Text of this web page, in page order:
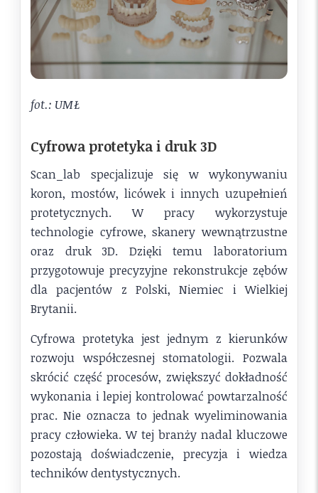
fot.: UMŁ
Cyfrowa protetyka i druk 3D
Scan_lab specjalizuje się w wykonywaniu
koron, mostów, licówek i innych uzupełnień
protetycznych. W pracy wykorzystuje
technologie cyfrowe, skanery wewnątrzustne
oraz druk 3D. Dzięki temu laboratorium
przygotowuje precyzyjne rekonstrukcje zębów
dla pacjentów z Polski, Niemiec i Wielkiej
Brytanii.
Cyfrowa protetyka jest jednym z kierunków
rozwoju współczesnej stomatologii. Pozwala
skrócić część procesów, zwiększyć dokładność
wykonania i lepiej kontrolować powtarzalność
prac. Nie oznacza to jednak wyeliminowania
pracy człowieka. W tej branży nadal kluczowe
pozostają doświadczenie, precyzja i wiedza
techników dentystycznych.